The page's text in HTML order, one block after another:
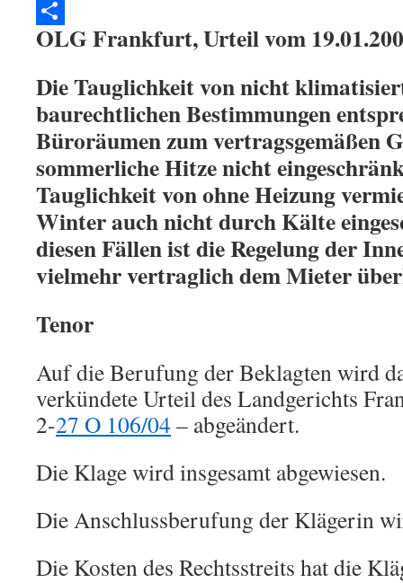
LinkedIn
Teilen
OLG Frankfurt, Urteil vom
Die Tauglichkeit von nicht
baurechtlichen Bestimmungen
Büroräumen zum vertragsgemäßen
sommerliche Hitze nicht
Tauglichkeit von ohne Heizung
Winter auch nicht durch Kälte
diesen Fällen ist die Regelung der
vielmehr vertraglich dem Mieter
Tenor
Auf die Berufung der Beklagten wird
verkündete Urteil des Landgerichts
2-27 O 106/04 – abgeändert.
Die Klage wird insgesamt abgewiesen.
Die Anschlussberufung der Klägerin
Die Kosten des Rechtsstreits hat die